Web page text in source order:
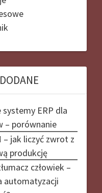
systemy ERP dla
– porównanie
– jak liczyć zwrot z
produkcję
człowiek –
automatyzacji